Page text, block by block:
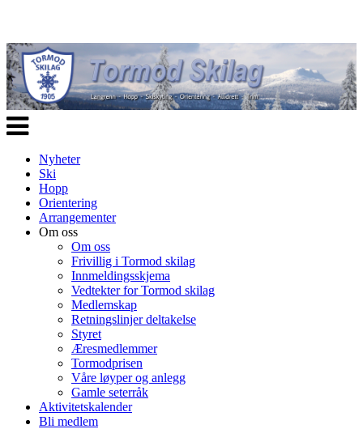
Veksle
navigasjon
Nyheter
Ski
Hopp
Orientering
Arrangementer
Om oss
Om oss
Frivillig i Tormod skilag
Innmeldingsskjema
Vedtekter for Tormod skilag
Medlemskap
Retningslinjer deltakelse
Styret
Æresmedlemmer
Tormodprisen
Våre løyper og anlegg
Gamle seterråk
Aktivitetskalender
Bli medlem